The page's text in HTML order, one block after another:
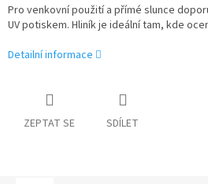
Pro venkovní použití a přímé slunce
UV potiskem. Hliník je ideální tam, kde
Detailní informace
ZEPTAT SE SDÍLET